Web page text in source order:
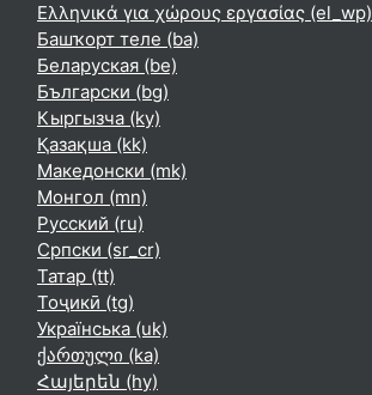
Ελληνικά για χώρους εργασίας ‎(el_wp)‎
Башҡорт теле ‎(ba)‎
Беларуская ‎(be)‎
Български ‎(bg)‎
Кыргызча ‎(ky)‎
Қазақша ‎(kk)‎
Македонски ‎(mk)‎
Монгол ‎(mn)‎
Русский ‎(ru)‎
Српски ‎(sr_cr)‎
Татар ‎(tt)‎
Тоҷикӣ ‎(tg)‎
Українська ‎(uk)‎
ქართული ‎(ka)‎
Հայերեն ‎(hy)‎